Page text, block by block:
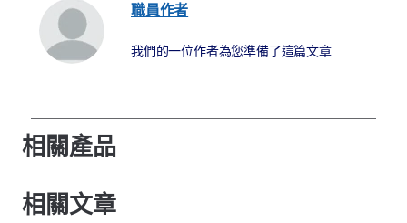
職員作者
我們的一位作者為您準備了這篇文章
相關產品
相關文章